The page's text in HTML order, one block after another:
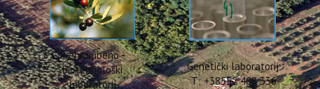
Prehrambeno -
biotehnološki
laboratorij
Genetički laboratorij
T: +38552 408 336